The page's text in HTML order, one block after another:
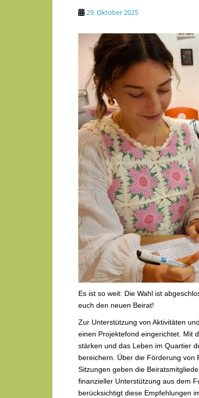
29. Oktober 2025
Es ist so weit: Die Wahl ist
euch den neuen Beirat!
Zur Unterstützung von Aktivitäten
einen Projektefond eingerichtet. Mit
stärken und das Leben im Quartier
bereichern. Über die Förderung von
Sitzungen geben die
finanzieller Unterstützung aus dem
berücksichtigt diese Empfehlungen